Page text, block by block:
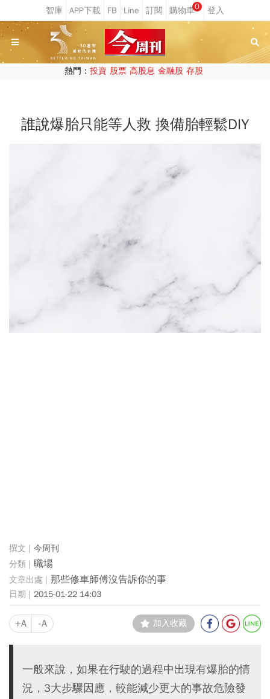
0
熱門： 投資 股票 高股息 金融股 存股
誰說爆胎只能等人救 換備胎輕鬆DIY
今周刊
職場
那些修車師傅沒告訴你的事
2015-01-22 14:03
+A -A 加入收藏
一般來說，如果在行駛的過程中出現有爆胎的情
況，3大步驟因應，較能減少更大的事故危險發